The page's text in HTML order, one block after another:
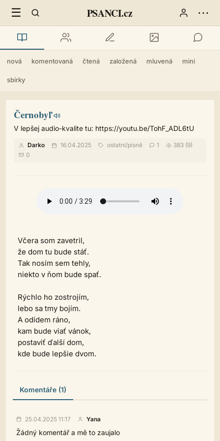
☰ PSANCI.cz ⋯
nová komentovaná čtená založená mluvená mini
sbírky
Černobyľ
V lepšej audio-kvalite tu: https://youtu.be/TohF_ADL6tU
Darko 16.04.2025 ostatní/písně 1
383 (9)
0
Včera som zavetril,
že dom tu bude stáť.
Tak nosím sem tehly,
niekto v ňom bude spať.
Rýchlo ho zostrojím,
lebo sa tmy bojím.
A odídem ráno,
kam bude viať vánok,
postaviť ďalší dom,
kde bude lepšie dvom.
Komentáře (1)
25.04.2025 11:17 Yana
Žádný komentář a mě to zaujalo